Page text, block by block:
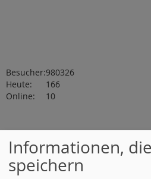
Besucher:980326
Heute:
166
Online:
10
22.10.2022 Verleihung SPD-
Informationen,
speichern